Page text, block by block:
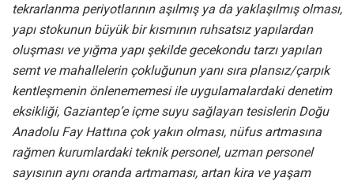
tekrarlanma periyotlarının aşılmış ya da yaklaşılmış olması,
yapı stokunun büyük bir kısmının ruhsatsız yapılardan
oluşması ve yığma yapı şekilde gecekondu tarzı yapılan
semt ve mahallelerin çokluğunun yanı sıra plansız/çarpık
kentleşmenin önlenememesi ile uygulamalardaki denetim
eksikliği, Gaziantep’e içme suyu sağlayan tesislerin Doğu
Anadolu Fay Hattına çok yakın olması, nüfus artmasına
rağmen kurumlardaki teknik personel, uzman personel
sayısının aynı oranda artmaması, artan kira ve yaşam